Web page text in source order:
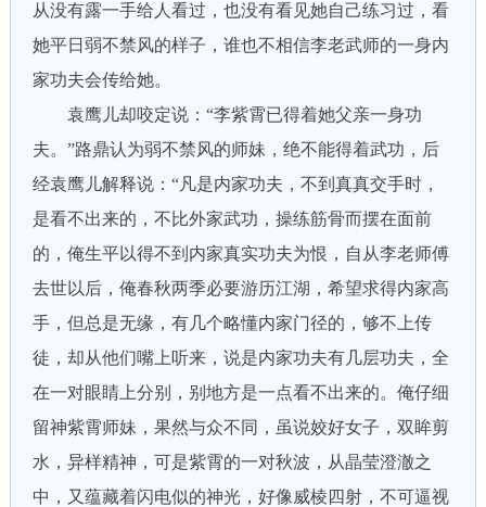
从没有露一手给人看过，也没有看见她自己练习过，看
她平日弱不禁风的样子，谁也不相信李老武师的一身内
家功夫会传给她。
袁鹰儿却咬定说：“李紫霄已得着她父亲一身功
夫。”路鼎认为弱不禁风的师妹，绝不能得着武功，后
经袁鹰儿解释说：“凡是内家功夫，不到真真交手时，
是看不出来的，不比外家武功，操练筋骨而摆在面前
的，俺生平以得不到内家真实功夫为恨，自从李老师傅
去世以后，俺春秋两季必要游历江湖，希望求得内家高
手，但总是无缘，有几个略懂内家门径的，够不上传
徒，却从他们嘴上听来，说是内家功夫有几层功夫，全
在一对眼睛上分别，别地方是一点看不出来的。俺仔细
留神紫霄师妹，果然与众不同，虽说姣好女子，双眸剪
水，异样精神，可是紫霄的一对秋波，从晶莹澄澈之
中，又蕴藏着闪电似的神光，好像威棱四射，不可逼视